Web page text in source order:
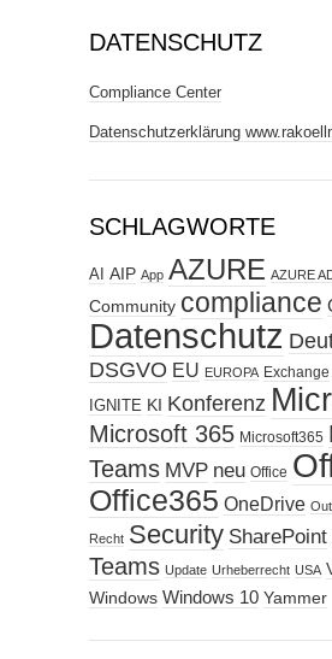
DATENSCHUTZ
Compliance Center
Datenschutzerklärung
SCHLAGWORTE
AI AIP App AZURE AZURE
Community compliance
Datenschutz
DSGVO EU EUROPA Exchange
IGNITE KI Konferenz
Microsoft 365 Microsoft365
Teams MVP neu Office
Office365 OneDrive
Recht Security SharePoint
Teams Update Urheberrecht USA
Windows Windows 10 Yammer